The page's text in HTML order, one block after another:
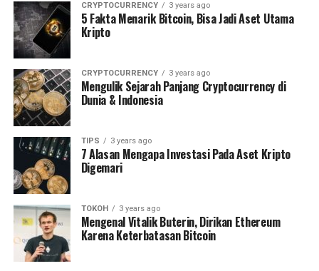
CRYPTOCURRENCY 3 years ago
5 Fakta Menarik Bitcoin, Bisa Jadi Aset Utama
Kripto
CRYPTOCURRENCY 3 years ago
Mengulik Sejarah Panjang Cryptocurrency di
Dunia & Indonesia
TIPS 3 years ago
7 Alasan Mengapa Investasi Pada Aset Kripto
Digemari
TOKOH 3 years ago
Mengenal Vitalik Buterin, Dirikan Ethereum
Karena Keterbatasan Bitcoin